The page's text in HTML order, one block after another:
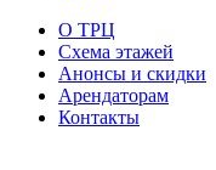
О ТРЦ
Схема этажей
Анонсы и скидки
Арендаторам
Контакты